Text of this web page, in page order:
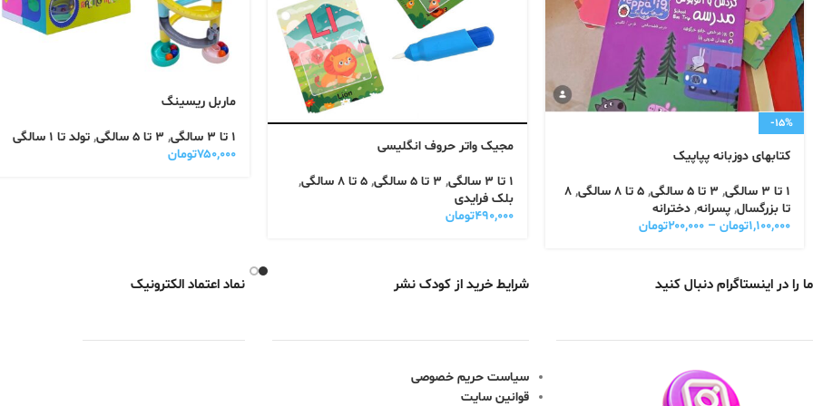
-15%
کتابهای دوزبانه پپاپیک
1 تا 3 سالگی , 3 تا 5 سالگی , 5 تا 8 سالگی ,
8
تا بزرگسال, پسرانه, دخترانه
۱,۱۰۰,۰۰۰تومان – ۲۰۰,۰۰۰تومان
مجیک واتر حروف انگلیسی
1 تا 3 سالگی , 3 تا 5 سالگی , 5 تا 8 سالگی
,
بلک فرایدی
۴۹۰,۰۰۰تومان
ماربل ریسینگ
1 تا 3 سالگی , 3 تا 5 سالگی , تولد تا 1 سالگی
۷۵۰,۰۰۰تومان
ما را در اینستاگرام دنبال کنید شرایط خرید از کودک نشر
سیاست حریم خصوصی
قوانین سایت
نماد اعتماد الکترونیک